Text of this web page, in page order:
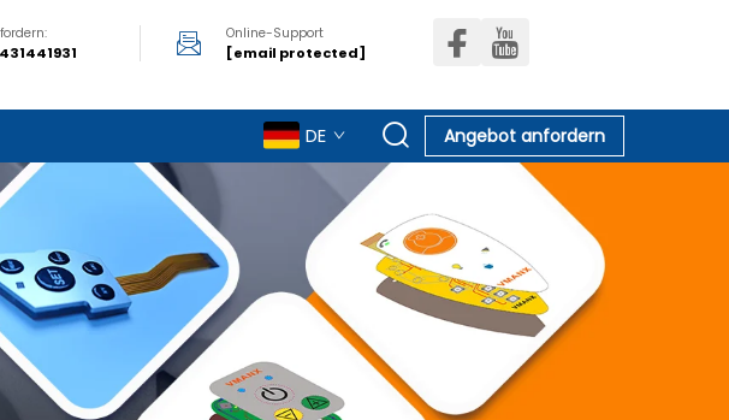
Online-Support
[email protected]
DE Angebot anfordern